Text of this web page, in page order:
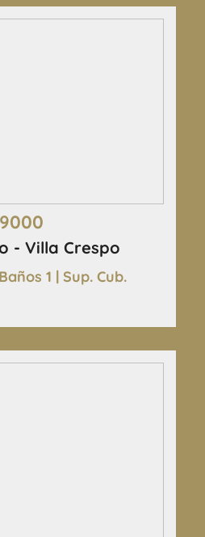
- Villa Crespo
1 | Sup. Cub.